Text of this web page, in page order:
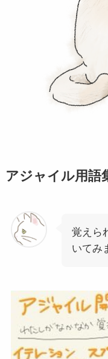
アジャイル用語
覚えら
いてみ